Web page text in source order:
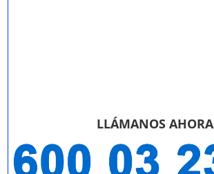
LLÁMANOS AHORA